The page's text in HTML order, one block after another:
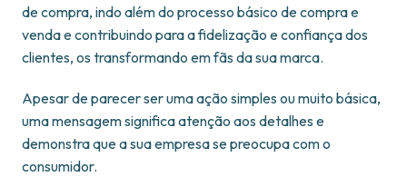
de compra, indo além do processo básico de compra e
venda e contribuindo para a fidelização e confiança dos
clientes, os transformando em fãs da sua marca.
Apesar de parecer ser uma ação simples ou muito básica,
uma mensagem significa atenção aos detalhes e
demonstra que a sua empresa se preocupa com o
consumidor.